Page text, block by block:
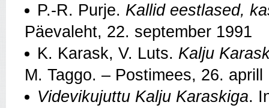
P.-R. Purje. Kallid eestlased,
Päevaleht, 22. september 1991
K. Karask, V. Luts. Kalju
M. Taggo. – Postimees, 26. aprill
Videvikujuttu Kalju Karaskiga.